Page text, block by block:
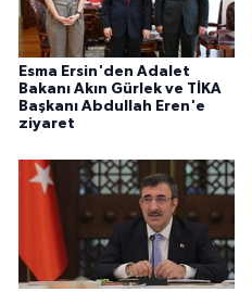
Esma Ersin'den Adalet
Bakanı Akın Gürlek ve TİKA
Başkanı Abdullah Eren'e
ziyaret